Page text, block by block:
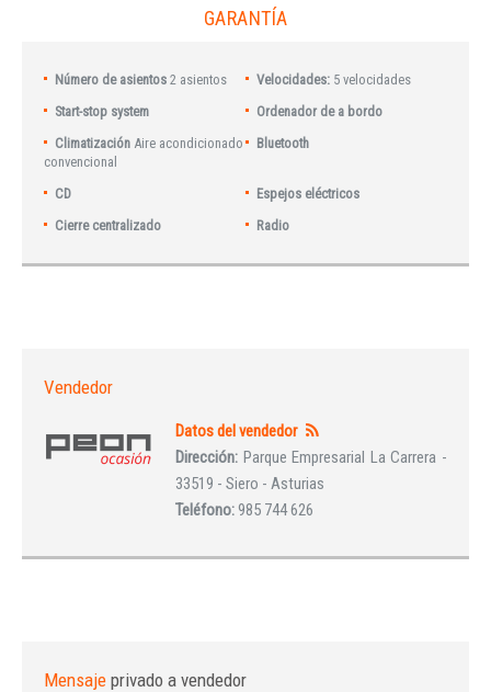
GARANTÍA
Número de asientos 2 asientos Velocidades: 5 velocidades
Start-stop system
Ordenador de a bordo
Climatización Aire acondicionado
convencional
Bluetooth
CD
Espejos eléctricos
Cierre centralizado
Radio
Vendedor
Datos del vendedor
Dirección: Parque Empresarial La Carrera -
33519 - Siero - Asturias
Teléfono:985 744 626
Mensaje privado a vendedor